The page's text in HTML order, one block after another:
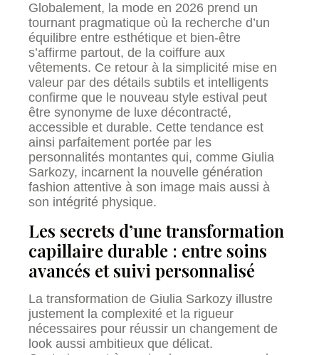
Globalement, la mode en 2026 prend un
tournant pragmatique où la recherche d’un
équilibre entre esthétique et bien-être
s’affirme partout, de la coiffure aux
vêtements. Ce retour à la simplicité mise en
valeur par des détails subtils et intelligents
confirme que le nouveau style estival peut
être synonyme de luxe décontracté,
accessible et durable. Cette tendance est
ainsi parfaitement portée par les
personnalités montantes qui, comme Giulia
Sarkozy, incarnent la nouvelle génération
fashion attentive à son image mais aussi à
son intégrité physique.
Les secrets d’une transformation
capillaire durable : entre soins
avancés et suivi personnalisé
La transformation de Giulia Sarkozy illustre
justement la complexité et la rigueur
nécessaires pour réussir un changement de
look aussi ambitieux que délicat.